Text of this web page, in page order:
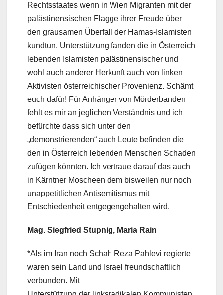
Rechtsstaates wenn in Wien Migranten mit der
palästinensischen Flagge ihrer Freude über
den grausamen Überfall der Hamas-Islamisten
kundtun. Unterstützung fanden die in Österreich
lebenden Islamisten palästinensischer und
wohl auch anderer Herkunft auch von linken
Aktivisten österreichischer Provenienz. Schämt
euch dafür! Für Anhänger von Mörderbanden
fehlt es mir an jeglichen Verständnis und ich
befürchte dass sich unter den
„demonstrierenden“ auch Leute befinden die
den in Österreich lebenden Menschen Schaden
zufügen könnten. Ich vertraue darauf das auch
in Kärntner Moscheen dem bisweilen nur noch
unappetitlichen Antisemitismus mit
Entschiedenheit entgegengehalten wird.
Mag. Siegfried Stupnig, Maria Rain
*Als im Iran noch Schah Reza Pahlevi regierte
waren sein Land und Israel freundschaftlich
verbunden. Mit